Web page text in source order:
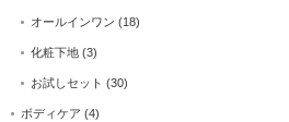
オールインワン (18)
化粧下地 (3)
お試しセット (30)
ボディケア (4)